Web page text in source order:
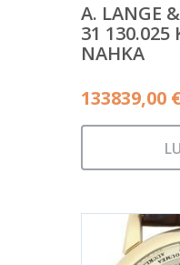
A. LANGE
31 130.025
NAHKA
133839,00